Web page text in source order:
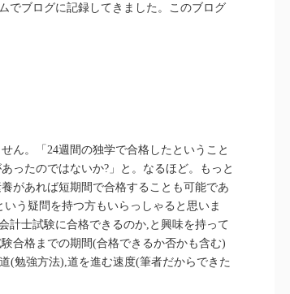
でブログに記録してきました。このブログ
ん。「24週間の独学で合格したということ
ったのではないか?」と。なるほど。もっと
があれば短期間で合格することも可能であ
う疑問を持つ方もいらっしゃると思いま
計士試験に合格できるのか,と興味を持って
合格までの期間(合格できるか否かも含む)
(勉強方法),道を進む速度(筆者だからできた